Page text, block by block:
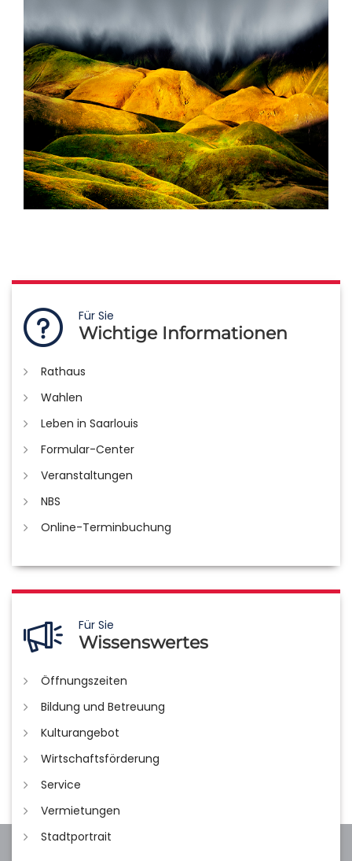
Für Sie
Wichtige Informationen
Rathaus
Wahlen
Leben in Saarlouis
Formular-Center
Veranstaltungen
NBS
Online-Terminbuchung
Für Sie
Wissenswertes
Öffnungszeiten
Bildung und Betreuung
Kulturangebot
Wirtschaftsförderung
Service
Vermietungen
Stadtportrait